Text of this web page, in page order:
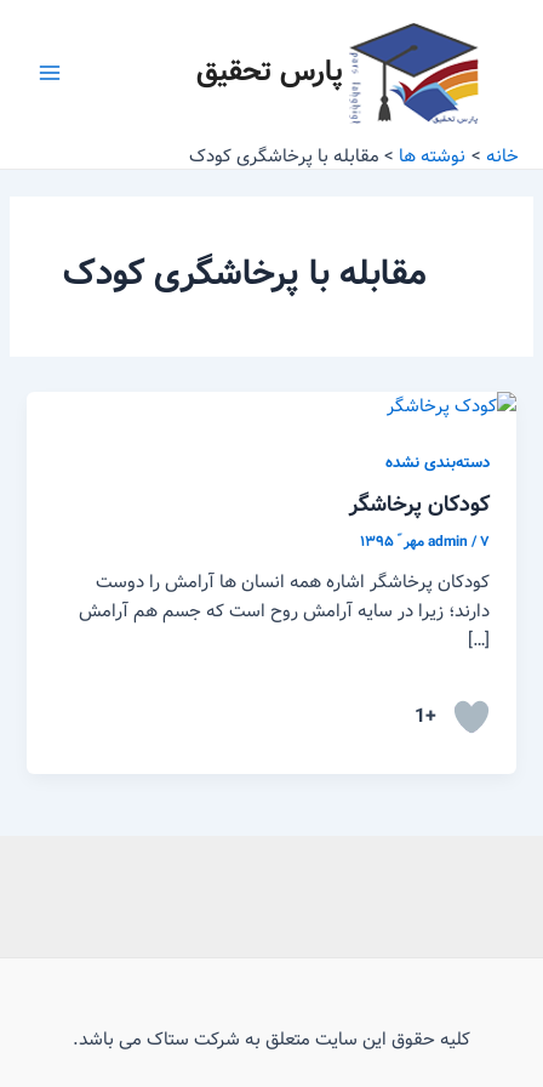
پارس تحقیق
خانه نوشته ها مقابله با پرخاشگری کودک
مقابله با پرخاشگری کودک
دسته‌بندی نشده
کودکان پرخاشگر
admin/۷ مهر ّ ۱۳۹۵
کودکان پرخاشگر اشاره همه انسان ها آرامش را دوست
دارند؛ زیرا در سایه آرامش روح است که جسم هم آرامش
[…]
+1
کلیه حقوق این سایت متعلق به شرکت ستاک می باشد.